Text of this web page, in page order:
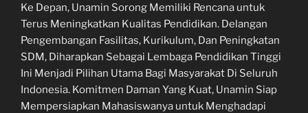
Ke Depan, Unamin Sorong Memiliki Rencana untuk
Terus Meningkatkan Kualitas Pendidikan. Delangan
Pengembangan Fasilitas, Kurikulum, Dan Peningkatan
SDM, Diharapkan Sebagai Lembaga Pendidikan Tinggi
Ini Menjadi Pilihan Utama Bagi Masyarakat Di Seluruh
Indonesia. Komitmen Daman Yang Kuat, Unamin Siap
Mempersiapkan Mahasiswanya untuk Menghadapi